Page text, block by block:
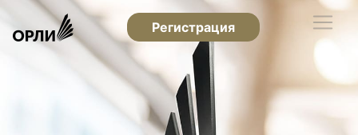
Регистрация